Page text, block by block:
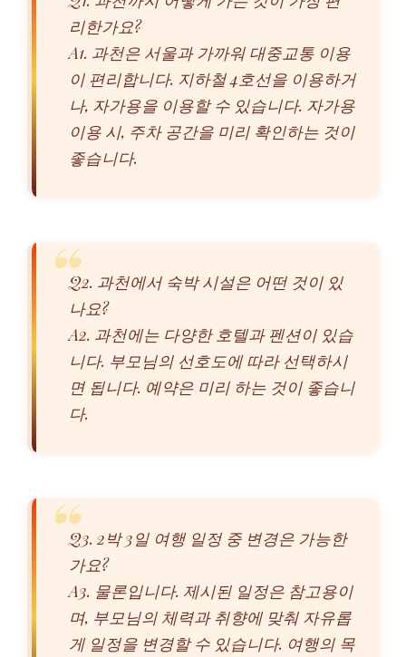
리한가요?
A1. 과천은 서울과 가까워 대중교통 이용
이 편리합니다. 지하철 4호선을 이용하거
나, 자가용을 이용할 수 있습니다. 자가용
이용 시, 주차 공간을 미리 확인하는 것이
좋습니다.
Q2. 과천에서 숙박 시설은 어떤 것이 있
나요?
A2. 과천에는 다양한 호텔과 펜션이 있습
니다. 부모님의 선호도에 따라 선택하시
면 됩니다. 예약은 미리 하는 것이 좋습니
다.
Q3. 2박 3일 여행 일정 중 변경은 가능한
가요?
A3. 물론입니다. 제시된 일정은 참고용이
며, 부모님의 체력과 취향에 맞춰 자유롭
게 일정을 변경할 수 있습니다. 여행의 목